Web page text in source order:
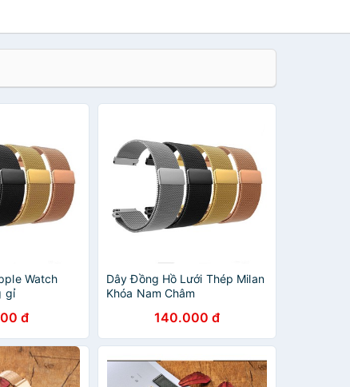
Watch
gỉ
đ
Dây Đồng Hồ Lưới Thép Milan
Khóa Nam Châm
140.000 đ